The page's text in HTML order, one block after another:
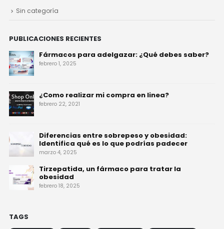
Sin categoría
PUBLICACIONES RECIENTES
Fármacos para adelgazar: ¿Qué debes saber?
febrero 1, 2025
¿Como realizar mi compra en linea?
febrero 22, 2021
Diferencias entre sobrepeso y obesidad:
Identifica qué es lo que podrías padecer
marzo 4, 2025
Tirzepatida, un fármaco para tratar la
obesidad
febrero 18, 2025
TAGS